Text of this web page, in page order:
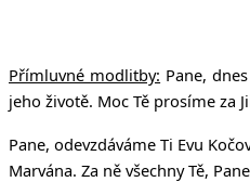
Přímluvné modlitby: Pane,
jeho životě. Moc Tě prosíme za
Pane, odevzdáváme Ti Evu
Marvána. Za ně všechny Tě,